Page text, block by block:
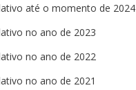
até o momento de 2024
no ano de 2023
no ano de 2022
no ano de 2021